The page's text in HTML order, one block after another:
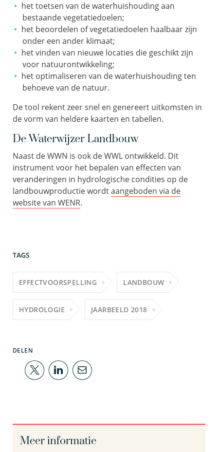
het toetsen van de waterhuishouding aan
bestaande vegetatiedoelen;
het beoordelen of vegetatiedoelen haalbaar zijn
onder een ander klimaat;
het vinden van nieuwe locaties die geschikt zijn
voor natuurontwikkeling;
het optimaliseren van de waterhuishouding ten
behoeve van de natuur.
De tool rekent zeer snel en genereert uitkomsten in
de vorm van heldere kaarten en tabellen.
De Waterwijzer Landbouw
Naast de WWN is ook de WWL ontwikkeld. Dit
instrument voor het bepalen van effecten van
veranderingen in hydrologische condities op de
landbouwproductie wordtaangeboden via de
website van WENR.
TAGS
EFFECTVOORSPELLING LANDBOUW
HYDROLOGIE JAARBEELD 2018
DELEN
Meer informatie